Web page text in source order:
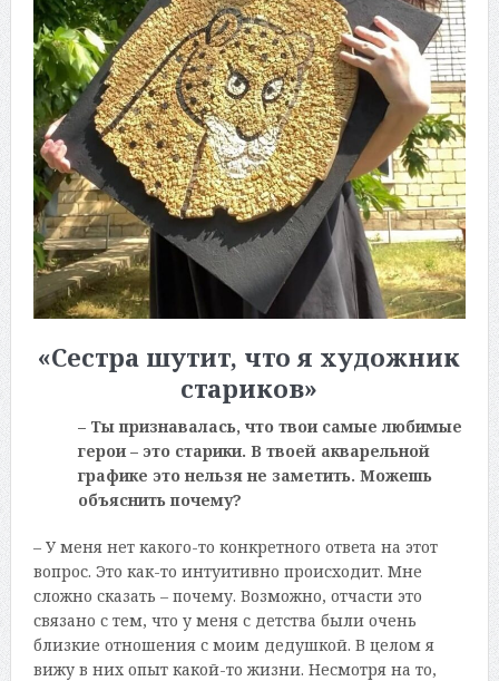
«Сестра шутит, что я художник
стариков»
– Ты признавалась, что твои самые любимые
герои – это старики. В твоей акварельной
графике это нельзя не заметить. Можешь
объяснить почему?
– У меня нет какого-то конкретного ответа на этот
вопрос. Это как-то интуитивно происходит. Мне
сложно сказать – почему. Возможно, отчасти это
связано с тем, что у меня с детства были очень
близкие отношения с моим дедушкой. В целом я
вижу в них опыт какой-то жизни. Несмотря на то,